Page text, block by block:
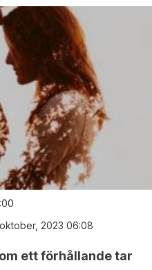
2023 06:08
ett förhållande tar